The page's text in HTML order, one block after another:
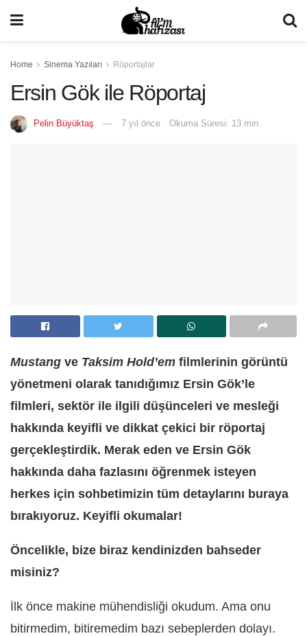
Home Sinema Yazıları Röportajlar
Ersin Gök ile Röportaj
Pelin Büyüktaş 7 yıl önce Okuma Süresi: 13 min
Mustang ve Taksim Hold’em filmlerinin görüntü
yönetmeni olarak tanıdığımız Ersin Gök’le
filmleri, sektör ile ilgili düşünceleri ve mesleği
hakkında keyifli ve dikkat çekici bir röportaj
gerçekleştirdik. Merak eden ve Ersin Gök
hakkında daha fazlasını öğrenmek isteyen
herkes için sohbetimizin tüm detaylarını buraya
bırakıyoruz. Keyifli okumalar!
Öncelikle, bize biraz kendinizden bahseder
misiniz?
İlk önce makine mühendisliği okudum. Ama onu
bitirmedim, bitiremedim bazı sebeplerden dolayı.